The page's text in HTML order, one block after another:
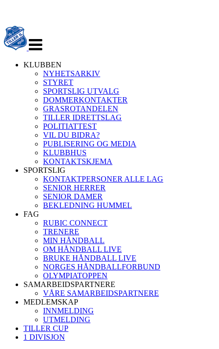
navigasjon
KLUBBEN
NYHETSARKIV
STYRET
SPORTSLIG UTVALG
DOMMERKONTAKTER
GRASROTANDELEN
TILLER IDRETTSLAG
POLITIATTEST
VIL DU BIDRA?
PUBLISERING OG MEDIA
KLUBBHUS
KONTAKTSKJEMA
SPORTSLIG
KONTAKTPERSONER ALLE LAG
SENIOR HERRER
SENIOR DAMER
BEKLEDNING HUMMEL
FAG
RUBIC CONNECT
TRENERE
MIN HÅNDBALL
OM HÅNDBALL LIVE
BRUKE HÅNDBALL LIVE
NORGES HÅNDBALLFORBUND
OLYMPIATOPPEN
SAMARBEIDSPARTNERE
VÅRE SAMARBEIDSPARTNERE
MEDLEMSKAP
INNMELDING
UTMELDING
TILLER CUP
1 DIVISJON